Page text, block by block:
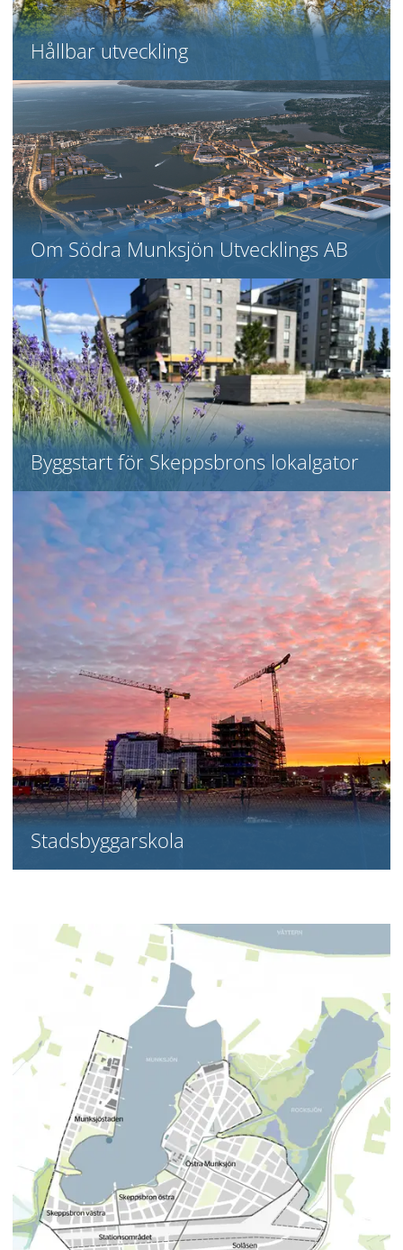
Hållbar utveckling
Om Södra Munksjön Utvecklings AB
Byggstart för Skeppsbrons lokalgator
Stadsbyggarskola